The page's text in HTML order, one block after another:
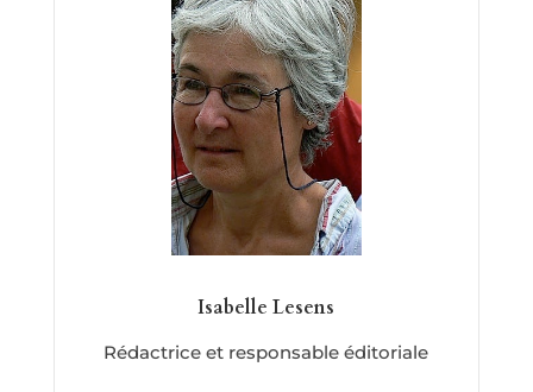
Isabelle Lesens
Rédactrice et responsable éditoriale